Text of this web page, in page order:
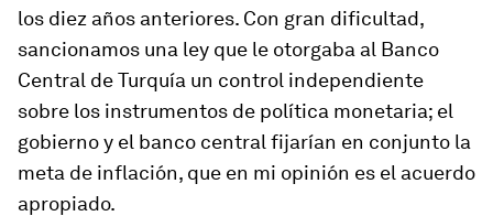
los diez años anteriores. Con gran dificultad,
sancionamos una ley que le otorgaba al Banco
Central de Turquía un control independiente
sobre los instrumentos de política monetaria; el
gobierno y el banco central fijarían en conjunto la
meta de inflación, que en mi opinión es el acuerdo
apropiado.